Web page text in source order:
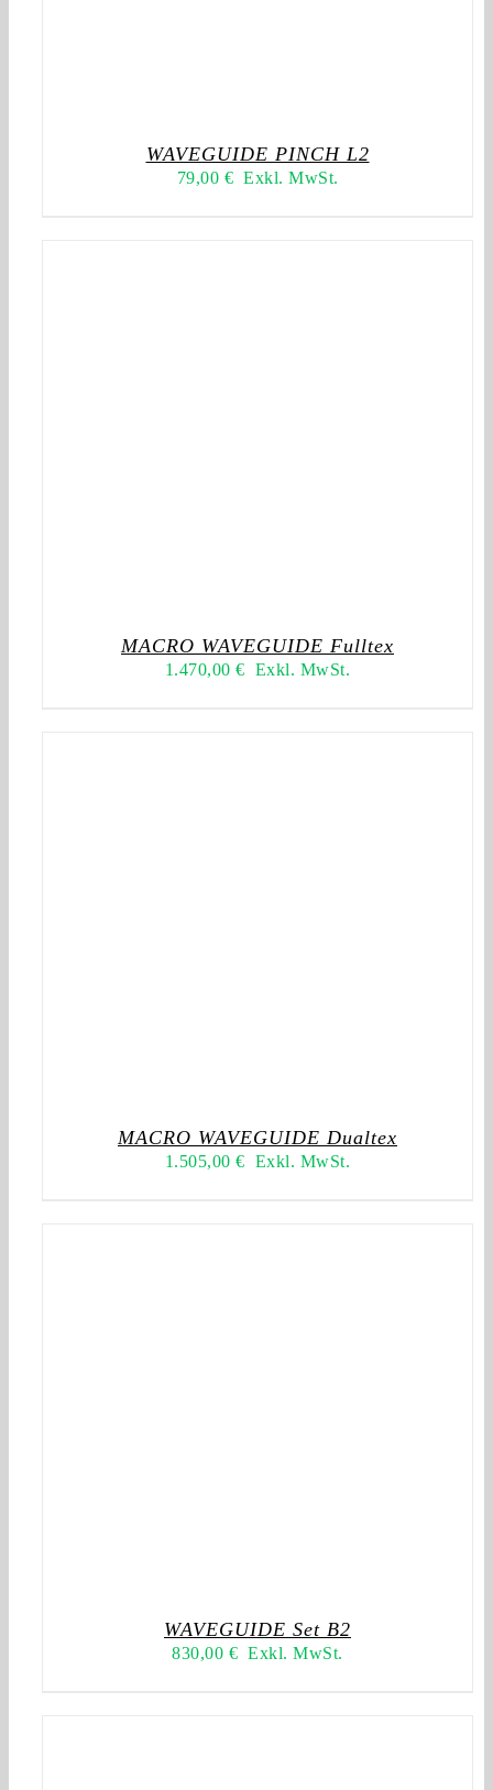
WAVEGUIDE PINCH L2
79,00 € Exkl. MwSt.
MACRO WAVEGUIDE Fulltex
1.470,00€ Exkl. MwSt.
MACRO WAVEGUIDE Dualtex
1.505,00€ Exkl. MwSt.
WAVEGUIDE Set B2
830,00 € Exkl. MwSt.